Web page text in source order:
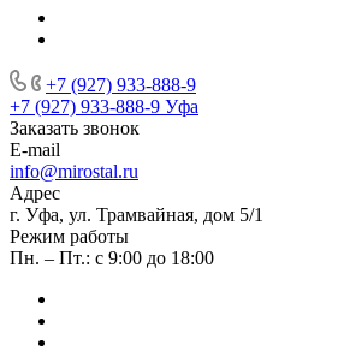
+7 (927) 933-888-9
+7 (927) 933-888-9 Уфа
Заказать звонок
E-mail
info@mirostal.ru
Адрес
г. Уфа, ул. Трамвайная, дом 5/1
Режим работы
Пн. – Пт.: с 9:00 до 18:00